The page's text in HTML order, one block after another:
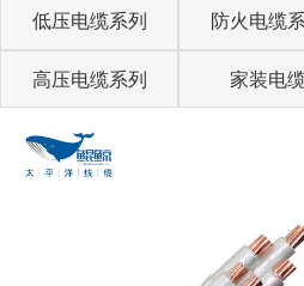
低压电缆系列 防火电缆
高压电缆系列 家装电